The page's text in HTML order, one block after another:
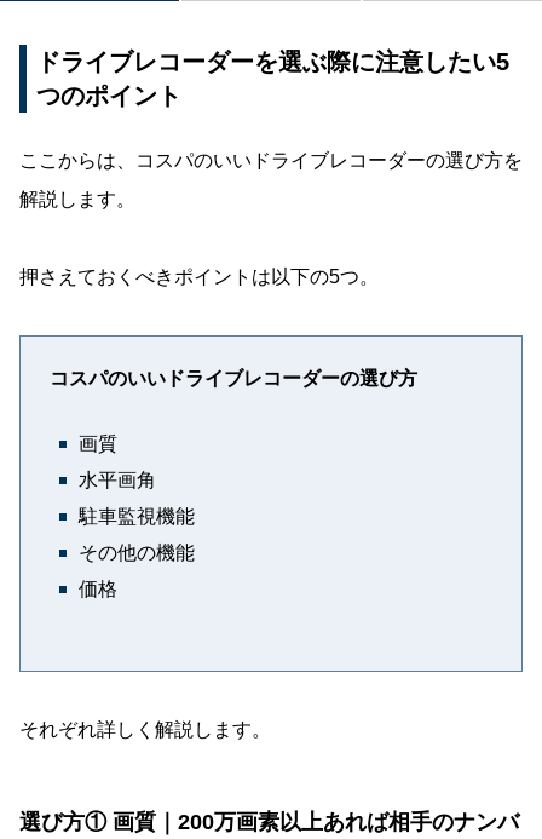
3：当て逃げ・イタズラを防げる
ドライブレコーダーを選ぶ際に注意したい5
つのポイント
ここからは、コスパのいいドライブレコーダーの選び方を
解説します。
押さえておくべきポイントは以下の5つ。
コスパのいいドライブレコーダーの選び方
画質
水平画角
駐車監視機能
その他の機能
価格
それぞれ詳しく解説します。
選び方① 画質｜200万画素以上あれば相手のナンバ